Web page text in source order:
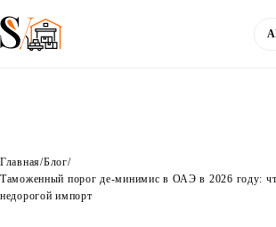
Блог
Главная/Блог/
Таможенный порог де-минимис в ОАЭ в 2026 году:
недорогой импорт